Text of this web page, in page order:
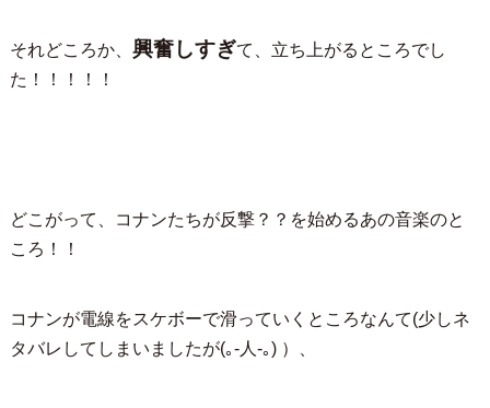
それどころか、 興奮しすぎて、立ち上がるところでし
た！！！！！
どこがって、コナンたちが反撃？？を始めるあの音楽のと
ころ！！
コナンが電線をスケボーで滑っていくところなんて(少しネ
タバレしてしまいましたが(｡-人-｡) ）、